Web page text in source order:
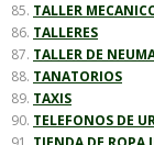
TALLER
TALLERES
TALLER DE
TANATORIOS
TAXIS
TELEFONOS DE